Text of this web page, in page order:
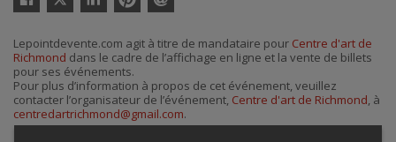
courriel
Lepointdevente.com agit à titre de mandataire pour Centre d'art de
Richmond dans le cadre de l’affichage en ligne et la vente de billets
pour ses événements.
Pour plus d’information à propos de cet événement, veuillez
contacter l’organisateur de l’événement, Centre d'art de Richmond, à
centredartrichmond@gmail.com.